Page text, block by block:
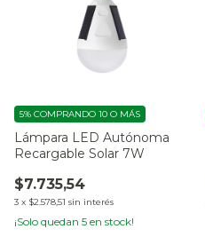
Lámpara LED Autónoma
Recargable Solar 7W
$7.735,54
3 x $2.578,51 sin interés
5% COMPRANDO 10 O MÁS
¡Solo quedan 5 en stock!